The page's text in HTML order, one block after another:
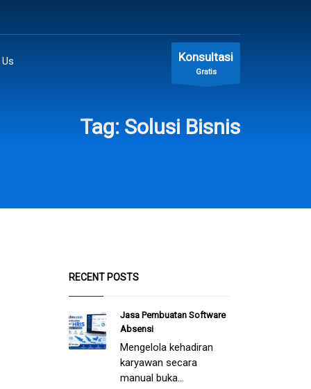
Konsultasi
Gratis
Tag: Solusi Bisnis
RECENT POSTS
Jasa Pembuatan Software
Absensi
Mengelola kehadiran
karyawan secara
manual buka...